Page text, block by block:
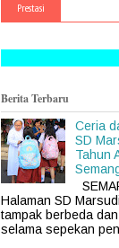
Prestasi
Berita Terbaru
Ceria
SD
Tahun
Halaman SD
tampak berbeda
selama sepekan